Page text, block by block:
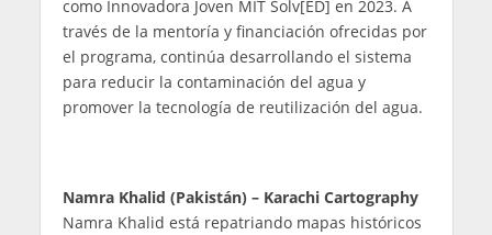
como Innovadora Joven MIT Solv[ED] en 2023. A
través de la mentoría y financiación ofrecidas por
el programa, continúa desarrollando el sistema
para reducir la contaminación del agua y
promover la tecnología de reutilización del agua.
Namra Khalid (Pakistán) – Karachi Cartography
Namra Khalid está repatriando mapas históricos